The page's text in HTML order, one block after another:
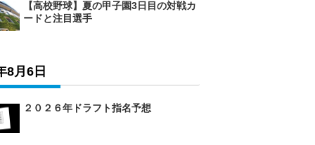
【高校野球】夏の甲子園3日目の対戦カ
ードと注目選手
8月6日
２０２６年ドラフト指名予想